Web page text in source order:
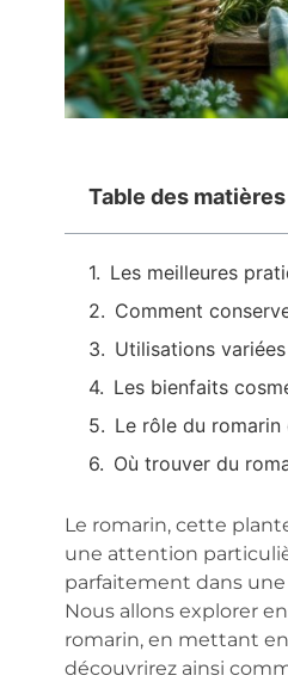
Table des matières
Les meilleures
Comment
Utilisations
Les bienfaits
Le rôle du
Où trouver du
Le romarin, cette
une attention
parfaitement dans
Nous allons explorer
romarin, en mettant
découvrirez ainsi